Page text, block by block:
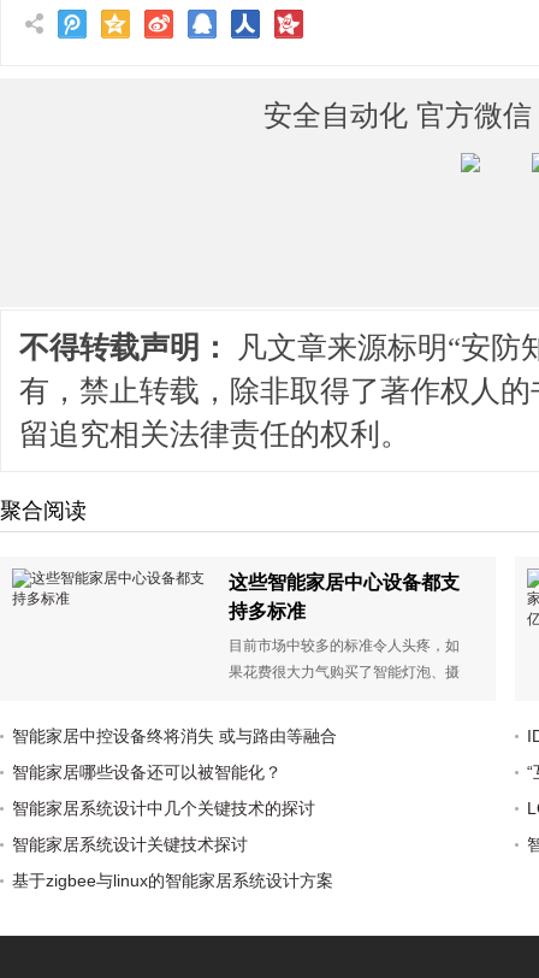
安全自动化 官方微
不得转载声明：
凡文章来源标明“安防
有，禁止转载，除非取得了著作权人
留追究相关法律责任的权利。
聚合阅读
这些智能家居中心设备都支
持多标准
目前市场中较多的标准令人头疼，如
果花费很大力气购买了智能灯泡、摄
它们无法实现互联操作，这种体验是
智能家居中控设备终将消失 或与路由等融合
智能家居哪些设备还可以被智能化？
智能家居系统设计中几个关键技术的探讨
智能家居系统设计关键技术探讨
基于zigbee与linux的智能家居系统设计方案